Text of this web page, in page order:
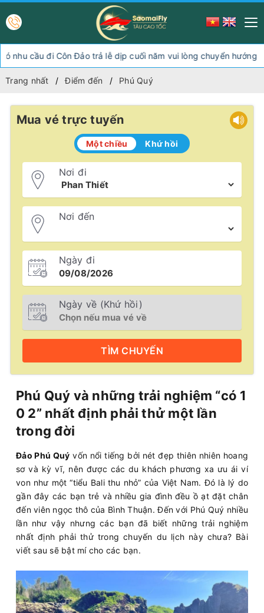
đi Côn Đảo trả lễ dịp cuối năm vui lòng chuyển hướng xuống
Trang nhất Điểm đến Phú Quý
Mua vé trực tuyến
Một chiều Khứ hồi
Nơi đi
Nơi đến
Ngày đi
Ngày về (Khứ hồi)
TÌM CHUYẾN
Phú Quý và những trải nghiệm “có 1
0 2” nhất định phải thử một lần
trong đời
Đảo Phú Quý vốn nổi tiếng bởi nét đẹp thiên nhiên hoang
sơ và kỳ vĩ, nên được các du khách phương xa ưu ái ví
von như một “tiểu Bali thu nhỏ” của Việt Nam. Đó là lý do
gần đây các bạn trẻ và nhiều gia đình đều ồ ạt đặt chân
đến viên ngọc thô của Bình Thuận. Đến với Phú Quý nhiều
lần như vậy nhưng các bạn đã biết những trải nghiệm
nhất định phải thử trong chuyến du lịch này chưa? Bài
viết sau sẽ bật mí cho các bạn.